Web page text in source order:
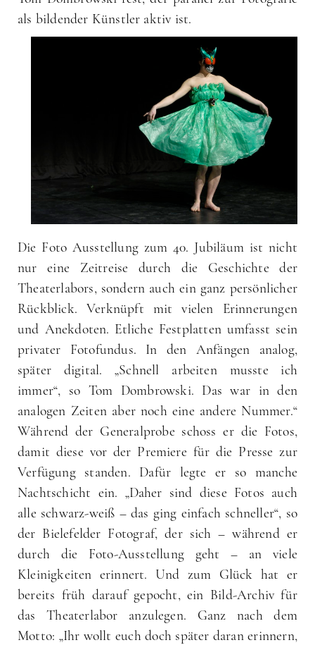
als bildender Künstler aktiv ist.
Die Foto Ausstellung zum 40. Jubiläum ist nicht
nur eine Zeitreise durch die Geschichte der
Theaterlabors, sondern auch ein ganz persönlicher
Rückblick. Verknüpft mit vielen Erinnerungen
und Anekdoten. Etliche Festplatten umfasst sein
privater Fotofundus. In den Anfängen analog,
später digital. „Schnell arbeiten musste ich
immer“, so Tom Dombrowski. Das war in den
analogen Zeiten aber noch eine andere Nummer.“
Während der Generalprobe schoss er die Fotos,
damit diese vor der Premiere für die Presse zur
Verfügung standen. Dafür legte er so manche
Nachtschicht ein. „Daher sind diese Fotos auch
alle schwarz-weiß – das ging einfach schneller“, so
der Bielefelder Fotograf, der sich – während er
durch die Foto-Ausstellung geht – an viele
Kleinigkeiten erinnert. Und zum Glück hat er
bereits früh darauf gepocht, ein Bild-Archiv für
das Theaterlabor anzulegen. Ganz nach dem
Motto: „Ihr wollt euch doch später daran erinnern,